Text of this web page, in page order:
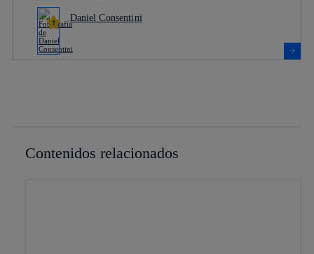
Daniel Consentini
Contenidos relacionados